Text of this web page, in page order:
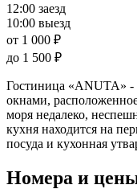
12:00 заезд
10:00 выезд
от 1 000 ₽
до 1 500 ₽
Гостиница «ANUTA» -
окнами,
моря недалеко,
кухня находится на
посуда и кухонная
Номера и